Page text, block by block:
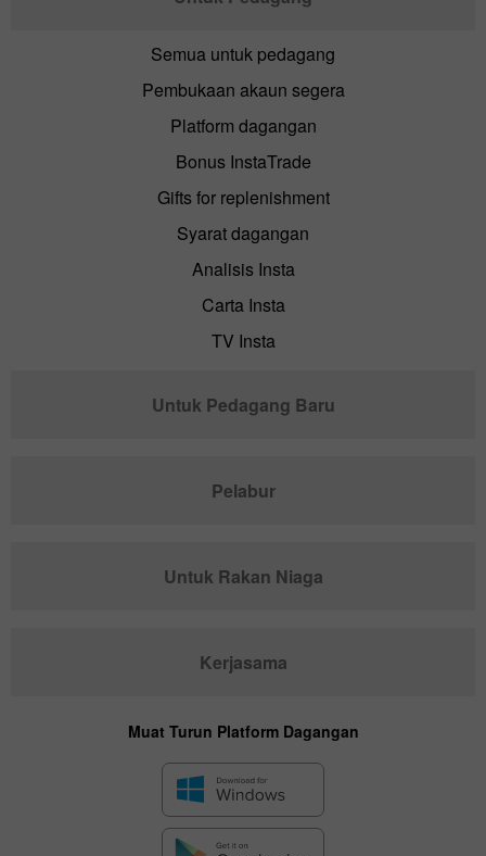
Semua untuk pedagang
Pembukaan akaun segera
Platform dagangan
Bonus InstaTrade
Gifts for replenishment
Syarat dagangan
Analisis Insta
Carta Insta
TV Insta
Untuk Pedagang Baru
Pelabur
Untuk Rakan Niaga
Kerjasama
Muat Turun Platform Dagangan